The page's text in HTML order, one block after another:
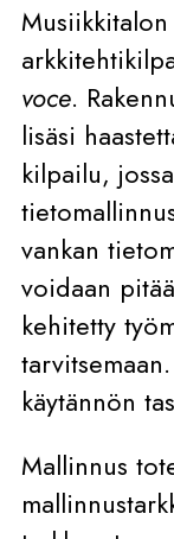
voce.
lisäsi
kilpailu,
vankan
voidaan
kehitetty
käytännön
Mallinnus